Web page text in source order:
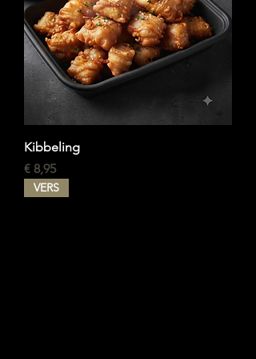
Kibbeling
Prijs
€ 8,95
VERS